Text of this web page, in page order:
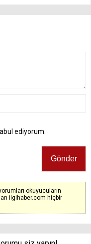
ediyorum.
okuyucuların
ilgihaber.com hiçbir